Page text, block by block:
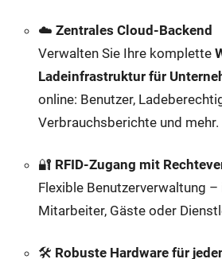
☁️ Zentrales Cloud-Backend
Verwalten Sie Ihre komplette
Ladeinfrastruktur für
online: Benutzer,
Verbrauchsberichte und mehr.
🔐 RFID-Zugang mit
Flexible Benutzerverwaltung –
Mitarbeiter, Gäste oder
🛠️ Robuste Hardware für